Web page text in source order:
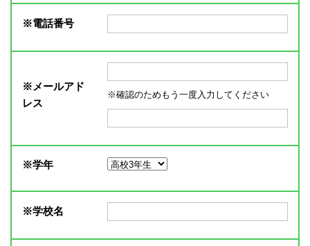
※電話番号
※ メールアド
レス
※確認のためもう一度入力してください
※学年
※学校名